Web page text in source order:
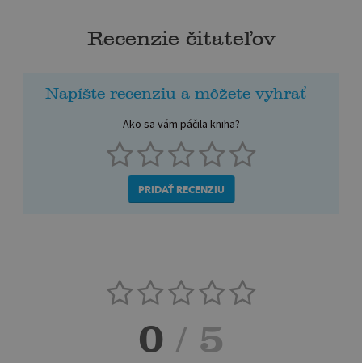
Recenzie čitateľov
Napíšte recenziu a môžete vyhrať
Ako sa vám páčila kniha?
PRIDAŤ RECENZIU
0 / 5